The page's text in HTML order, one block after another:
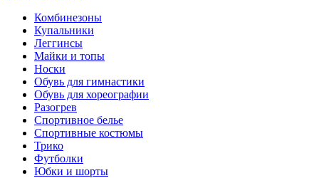
Комбинезоны
Купальники
Леггинсы
Майки и топы
Носки
Обувь для гимнастики
Обувь для хореографии
Разогрев
Спортивное белье
Спортивные костюмы
Трико
Футболки
Юбки и шорты